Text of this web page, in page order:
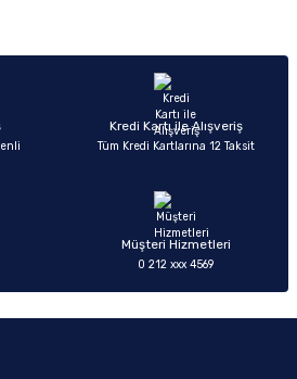
bilgiler bulunuyor.
daha pahalı.
ilk yorumu siz yapın!
Kredi Kartı ile Alışveriş
Tüm Kredi Kartlarına 12 Taksit
Müşteri Hizmetleri
0 212 xxx 4569